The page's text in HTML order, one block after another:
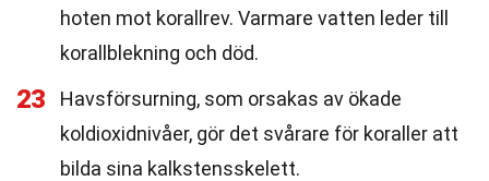
hoten mot korallrev. Varmare vatten leder till
korallblekning och död.
23
Havsförsurning, som orsakas av ökade
koldioxidnivåer, gör det svårare för koraller att
bilda sina kalkstensskelett.